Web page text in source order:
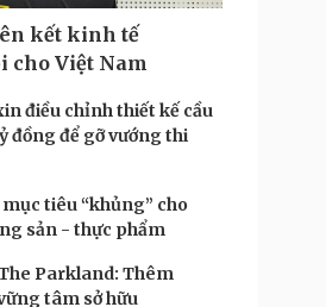
Trải nghiệm
Chuyển đổi số
Podcast
Câu chuyện thời sự
Cửa sổ tình yêu
Kể chuyện cho bé
kết kinh tế
cho Việt Nam
điều chỉnh thiết kế cầu
đồng để gỡ vướng thi
tiêu “khủng” cho
sản - thực phẩm
The Parkland: Thêm
tâm sở hữu